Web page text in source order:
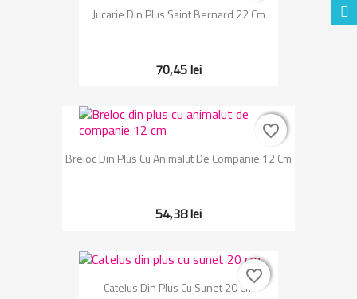
Jucarie Din Plus Saint Bernard 22 Cm
70,45 lei
Breloc Din Plus Cu Animalut De Companie 12 Cm
54,38 lei
favorite_border
favorite_border
Catelus Din Plus Cu Sunet 20 Cm
favorite_border
favorite_border